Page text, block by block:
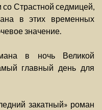
Страстной седмицей,
в этих временных
значение.
в ночь Великой
главный день для
закатный» роман